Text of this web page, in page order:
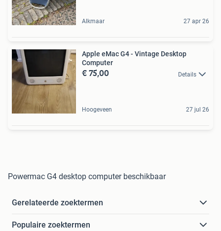
Alkmaar 27 apr 26
Apple eMac G4 - Vintage Desktop
Computer
€ 75,00 Details
Hoogeveen 27 jul 26
Powermac G4 desktop computer beschikbaar
Gerelateerde zoektermen
Populaire zoektermen